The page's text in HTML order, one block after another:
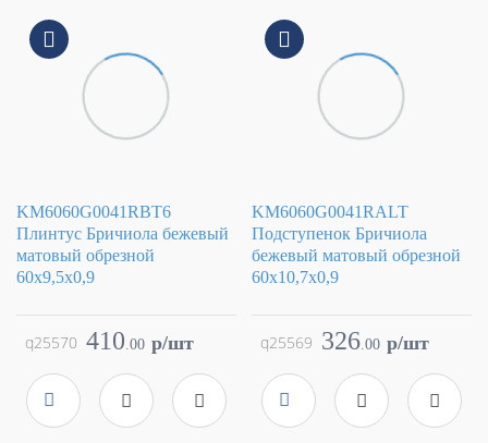
KM6060G0041RBT6
Плинтус Бричиола бежевый
матовый обрезной
60x9,5x0,9
Kerama Marazzi
Страна
Россия
Размер
60x9.5
Цвет
бежевый
Поверхность
матовая
410.00 p/шт
q25570
KM6060G0041RALT
Подступенок Бричиола
бежевый матовый обрезной
60x10,7x0,9
Kerama Marazzi
Страна
Россия
Размер
60x10.7
Цвет
бежевый
Поверхность
матовая
326.00 p/шт
q25569